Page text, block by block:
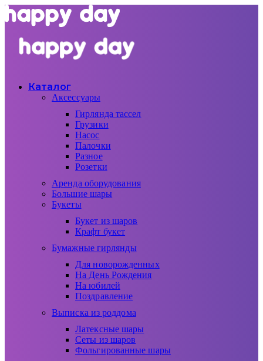
Каталог
Аксессуары
Гирлянда тассел
Грузики
Насос
Палочки
Разное
Розетки
Аренда оборудования
Большие шары
Букеты
Букет из шаров
Крафт букет
Бумажные гирлянды
Для новорожденных
На День Рождения
На юбилей
Поздравление
Выписка из роддома
Латексные шары
Сеты из шаров
Фольгированные шары